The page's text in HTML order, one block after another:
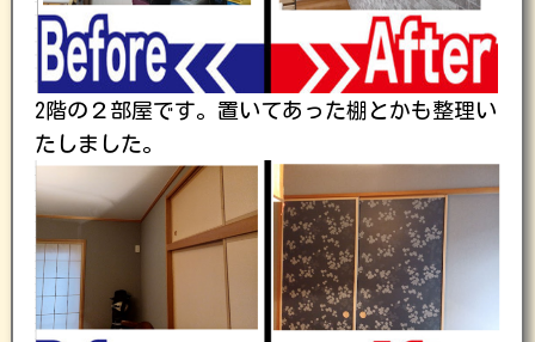
2階の２部屋です。置いてあった棚とかも整理い
たしました。